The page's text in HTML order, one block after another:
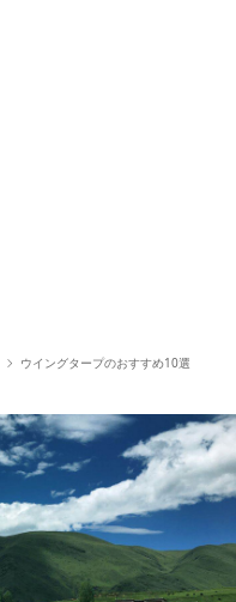
ウイングタープのおすすめ10選